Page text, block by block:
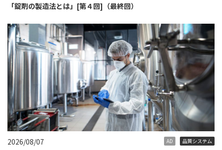
「錠剤の製造法とは」[第４回]（最終回）
2026/08/07 AD 品質システム